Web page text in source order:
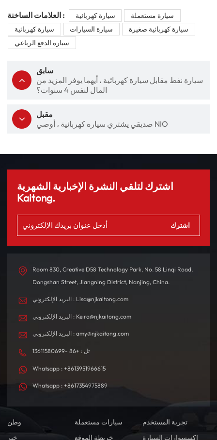
العلامات الساخنة : سيارة كهربائية
سيارة مستعملة
سيارة كهربائية
سيارة السيارات
سيارة كهربائية صغيرة
سيارة الدفع الرباعي
سابق
سيارة نفط مقابل سيارة كهربائية ، أيهما يوفر المزيد من
المال لنفس 4 سنوات؟
مقبل
صديقي يشتري سيارة كهربائية ، أوصي NIO
اشترك لتلقي النشرة الإخبارية الشهرية
Kaitong.
Room 830, Creative D58 Technology Park, No. 58 Linqi Road,
Dongshan Street, Jiangning District, Nanjing, China.
البريد الإلكتروني : Lisa@njkaitong.com
البريد الإلكتروني : Keira@njkaitong.com
البريد الإلكتروني : amy@njkaitong.com
تل : +86 -13611580699
Whatsapp : +8613951966615
Whatsapp : +8617354975889
وطن سيارات مستعملة
تجربة المستخدم
خبر
خريطة الموقع اكسسوارات السيارة